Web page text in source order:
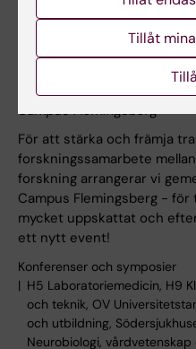
12 november till 13
Collaboration in Science
Neo, Blickagången 16 (alla
Campus Flemingsberg
För att stärka och främja
forskningssamarbete
forskning arrangerar vi
Campus Flemingsberg -
mycket uppskattat och
ett nytt event!
Konferenser och symposier
H5 Laboratoriemedicin, H9
och teknik, OV
och utbildning,
Neurobiologi,
Tillåt